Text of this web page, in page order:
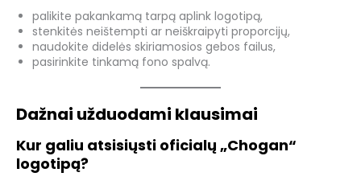
palikite pakankamą tarpą aplink logotipą,
stenkitės neištempti ar neiškraipyti proporcijų,
naudokite didelės skiriamosios gebos failus,
pasirinkite tinkamą fono spalvą.
Dažnai užduodami klausimai
Kur galiu atsisiųsti oficialų „Chogan“
logotipą?